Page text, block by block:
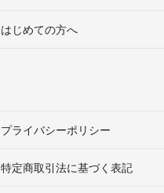
はじめての方へ
プライバシーポリシー
特定商取引法に基づく表記